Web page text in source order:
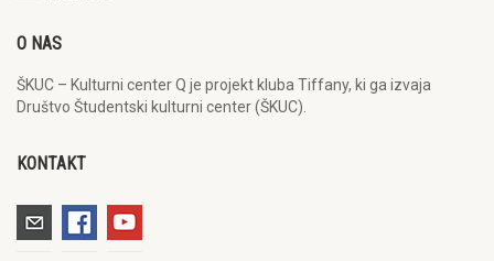
O NAS
ŠKUC – Kulturni center Q je projekt kluba Tiffany, ki ga izvaja
Društvo Študentski kulturni center (ŠKUC).
KONTAKT